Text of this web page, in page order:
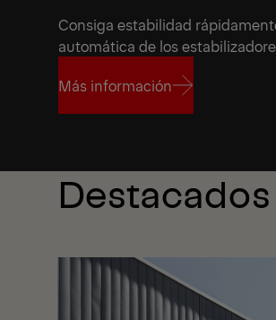
Consiga estabilidad
automática de los
Más información
Destacados